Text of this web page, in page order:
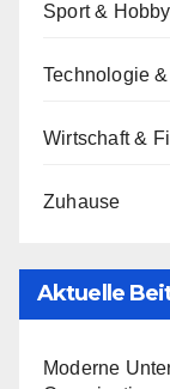
Sport & Hobby
Technologie
Wirtschaft &
Zuhause
Aktuelle
Moderne